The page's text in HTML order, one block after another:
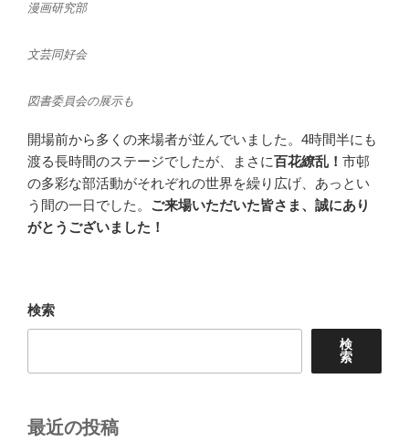
漫画研究部
文芸同好会
図書委員会の展示も
開場前から多くの来場者が並んでいました。4時間半にも
渡る長時間のステージでしたが、まさに百花繚乱！ 市邨
の多彩な部活動がそれぞれの世界を繰り広げ、あっとい
う間の一日でした。 ご来場いただいた皆さま、誠にあり
がとうございました！
検索
検
索
最近の投稿